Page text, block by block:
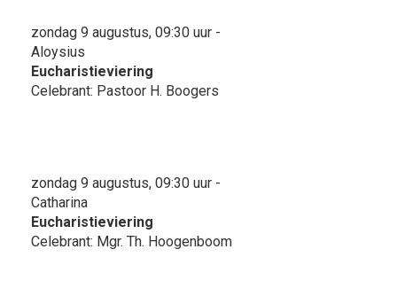
zondag 9 augustus, 09:30 uur -
Aloysius
Eucharistieviering
Celebrant: Pastoor H. Boogers
zondag 9 augustus, 09:30 uur -
Catharina
Eucharistieviering
Celebrant: Mgr. Th. Hoogenboom